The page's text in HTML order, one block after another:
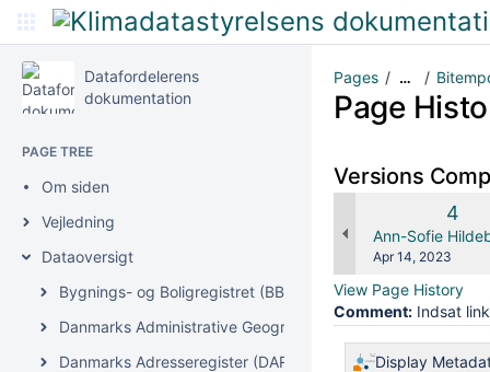
Datafordelerens
dokumentation
PAGE TREE
Om siden
Vejledning
Dataoversigt
Bygnings- og Boligregistret (BBR)
Danmarks Administrative Geografiske Inddeling (DAGI)
Danmarks Adresseregister (DAR)
Pages …
Page
Versions
Old
4
Ann-Sofie
Saved
Apr 14, 2023
View Page History
Comment: Indsat
Display